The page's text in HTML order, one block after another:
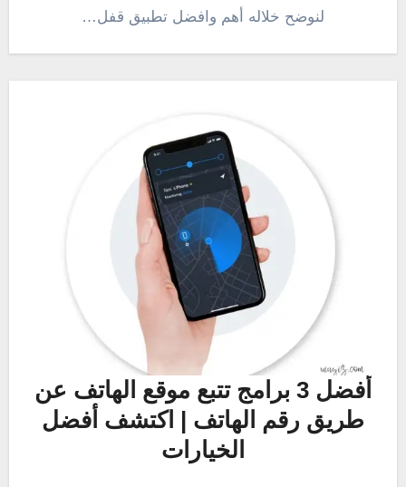
لنوضح خلاله أهم وافضل تطبيق قفل…
أفضل 3 برامج تتبع موقع الهاتف عن
طريق رقم الهاتف | اكتشف أفضل
الخيارات